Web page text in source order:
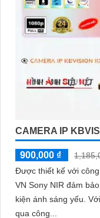
CAMERA IP
900,000 ₫
Được thiết kế với
VN Sony NIR đảm
kiện ánh sáng yếu. Với khả năng quan sát ban đêm thông
qua công...